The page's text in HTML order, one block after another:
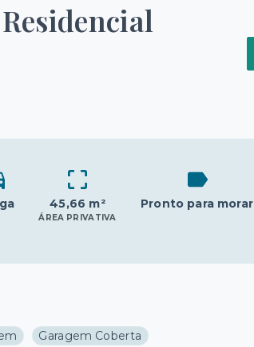
45,66 m²
ÁREA PRIVATIVA
Pronto para morar
Garagem Coberta